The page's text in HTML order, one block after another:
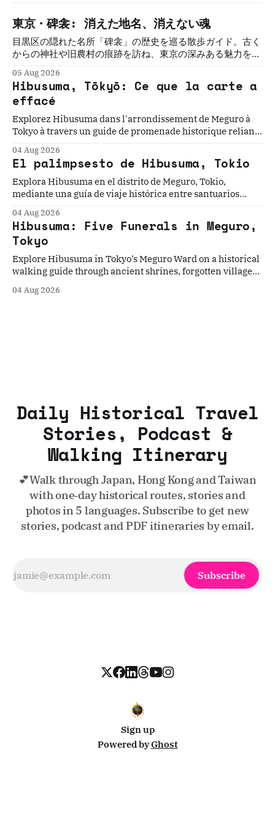
東京・碑衾: 消えた地名、消えない魂
目黒区の隠れた名所「碑衾」の歴史を巡る散歩ガイド。古く
からの神社や旧農村の痕跡を訪ね、東京の深みある魅力を再
05 Aug 2026
Hibusuma, Tōkyō: Ce que la carte a
effacé
Explorez Hibusuma dans l'arrondissement de Meguro à
Tokyo à travers un guide de promenade historique reliant
paisibles.
04 Aug 2026
El palimpsesto de Hibusuma, Tokio
Explora Hibusuma en el distrito de Meguro, Tokio,
mediante una guía de viaje histórica entre santuarios
residenciales.
04 Aug 2026
Hibusuma: Five Funerals in Meguro,
Tokyo
Explore Hibusuma in Tokyo’s Meguro Ward on a historical
walking guide through ancient shrines, forgotten village
04 Aug 2026
Daily Historical Travel
Stories, Podcast &
Walking Itinerary
💕Walk through Japan, Hong Kong and Taiwan
with one‑day historical routes, stories and
photos in 5 languages. Subscribe to get new
stories, podcast and PDF itineraries by email.
Subscribe
Sign up
Powered byGhost